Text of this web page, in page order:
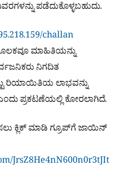
ಪಡೆದುಕೊಳ್ಳಬಹುದು.
challan
ಮಾಹಿತಿಯನ್ನು
ನಿಗದಿತ
ರಿಯಾಯಿತಿಯ ಲಾಭವನ್ನು
ಪ್ರಕಟಣೆಯಲ್ಲಿ ಕೋರಲಾಗಿದೆ.
ಕ್ಲಿಕ್​ ಮಾಡಿ ಗ್ರೂಪ್​ಗೆ ಜಾಯಿನ್
JrsZ8He4nN600n0r3tJIt